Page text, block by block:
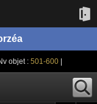
| Nv objet :501-600|